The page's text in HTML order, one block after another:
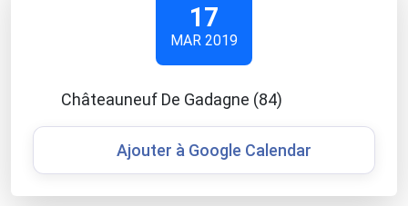
17
MAR 2019
Châteauneuf De Gadagne (84)
Ajouter à Google Calendar